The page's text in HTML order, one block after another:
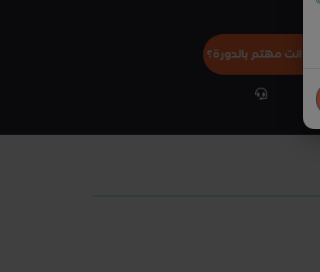
هل انت مهتم بالدورة؟